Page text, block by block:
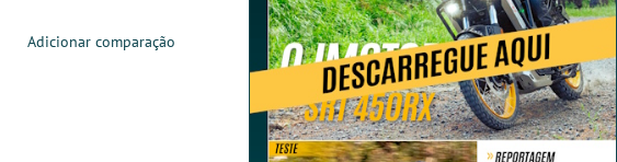
Adicionar comparação